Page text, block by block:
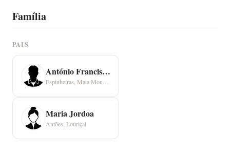
Família
PAIS
António Francisco Sintra
Maria Jordoa
Antões, Louriçal